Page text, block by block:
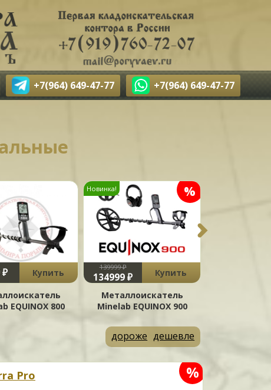
+7(964) 649-47-77 +7(964) 649-47-77
₽
Купить
EQUINOX 800
%
Новинка!
139999 ₽
134999 ₽
Купить
Металлоискатель
Minelab EQUINOX 900
дороже дешевле
%
Pro